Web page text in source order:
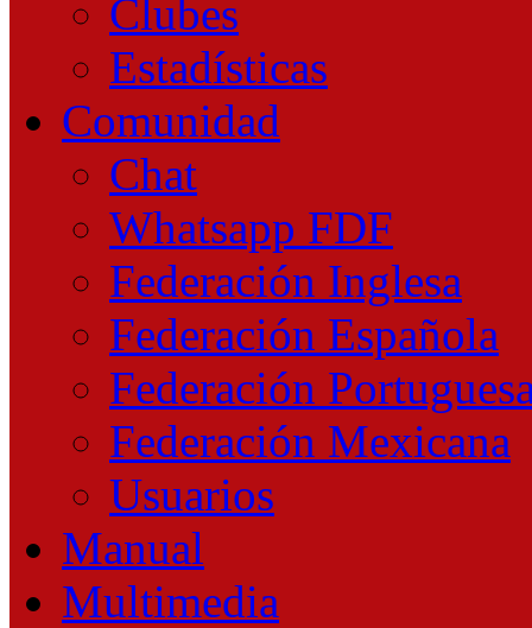
Clubes
Estadísticas
Comunidad
Chat
Whatsapp FDF
Federación Inglesa
Federación Española
Federación
Federación Mexicana
Usuarios
Manual
Multimedia